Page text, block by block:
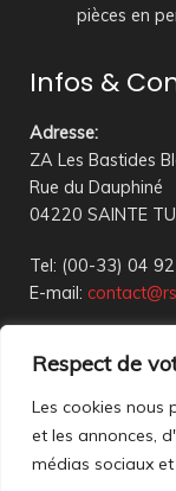
Respect de
Les cookies nous
et les annonces,
médias sociaux
pièces en
Infos &
Adresse:
ZA Les Bastides
Rue du Dauphiné
04220 SAINTE
Tel: (00-33) 04
E-mail:
18h00
Réception en